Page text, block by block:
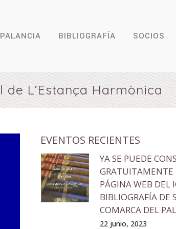
BIBLIOGRAFÍA SOCIOS
L’Estança Harmònica
EVENTOS RECIENTES
YA SE PUEDE
GRATUITAMENTE
PÁGINA WEB DEL
BIBLIOGRAFÍA DE
COMARCA DEL
22 junio, 2023